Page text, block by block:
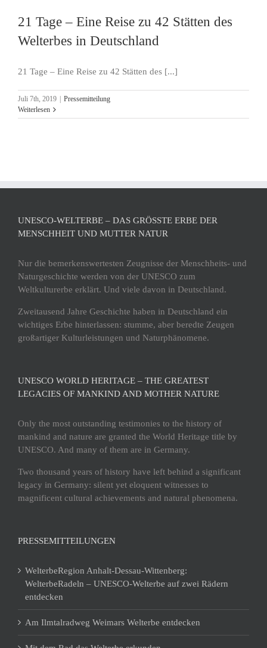
21 Tage – Eine Reise zu 42 Stätten des
Welterbes in Deutschland
21 Tage – Eine Reise zu 42 Stätten des [...]
Juli 7th, 2019 | Pressemitteilung
Weiterlesen
UNESCO-WELTERBE – DAS GRÖSSTE ERBE DER M
ENSCHHEIT UND MUTTER NATUR
Nur die bemerkenswertesten Zeugnisse der Menschheits- und
Naturgeschichte werden von der UNESCO zum
Weltkulturerbe erklärt. Und viele davon in Deutschland.
Zweitausend Jahre Geschichte haben in Deutschland ein
wichtiges Erbe hinterlassen: stumme, aber beredte Zeugen
großartiger Kulturleistungen und Naturphänomene.
UNESCO WORLD HERITAGE – THE GREATEST
LEGACIES OF MANKIND AND MOTHER NATURE
Only the most outstanding testimonies to the history of
mankind and nature are granted the World Heritage title by
UNESCO. And many of them are in Germany.
Two thousand years of history have left behind a significant
legacy in Germany: silent yet eloquent witnesses to
magnificent cultural achievements and natural phenomena.
PRESSEMITTEILUNGEN
WelterbeRegion Anhalt-Dessau-Wittenberg:
WelterbeRadeln – UNESCO-Welterbe auf zwei Rädern
entdecken
Am Ilmtalradweg Weimars Welterbe entdecken